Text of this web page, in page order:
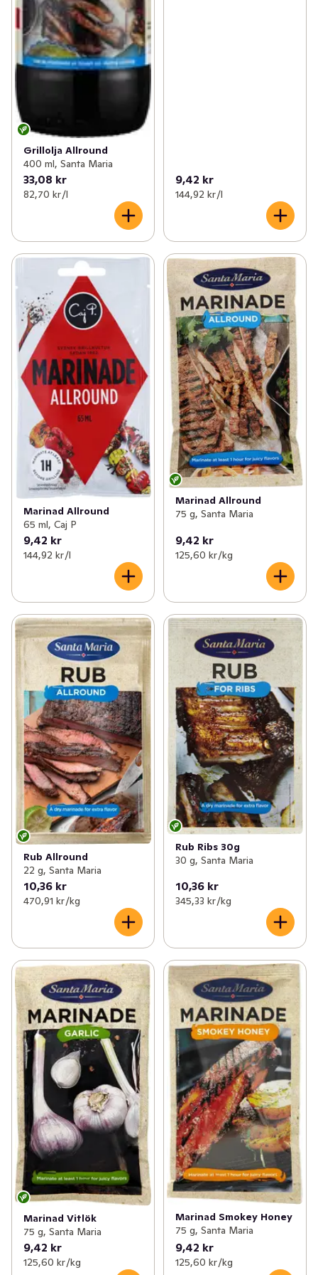
✓ Brunsås (1)
✓ Hovmästarsås (4)
✓
✓ Aioli (11)
✓ Ostsås
✓ Vitvinssås 0
(4)
✓ Gräddsås (2)
Grillolja Allround
400 ml, Santa Maria
33,08 kr
82,70 kr /l
9,42 kr
144,92 kr /l
Marinad Allround
65 ml, Caj P
9,42 kr
144,92 kr /l
Marinad Allround
75 g, Santa Maria
9,42 kr
125,60 kr /kg
Rub Allround
22 g, Santa Maria
10,36 kr
470,91 kr /kg
Rub Ribs 30g
30 g, Santa Maria
10,36 kr
345,33 kr /kg
Marinad Vitlök
75 g, Santa Maria
9,42 kr
125,60 kr /kg
Marinad Smokey Honey
75 g, Santa Maria
9,42 kr
125,60 kr /kg